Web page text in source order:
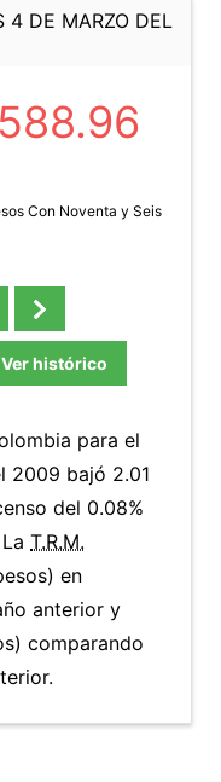
4 DE MARZO DEL
Con Noventa y Seis
Ver histórico
para el
2009 bajó 2.01
del 0.08%
T.R.M.
en
anterior y
comparando